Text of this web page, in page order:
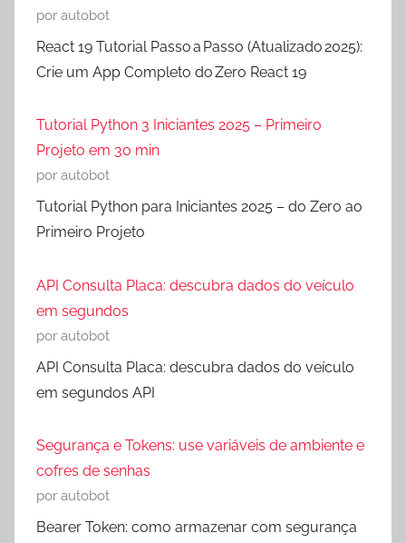
por autobot
React 19 Tutorial Passo a Passo (Atualizado 2025):
Crie um App Completo do Zero React 19
Tutorial Python 3 Iniciantes 2025 – Primeiro
Projeto em 30 min
por autobot
Tutorial Python para Iniciantes 2025 – do Zero ao
Primeiro Projeto
API Consulta Placa: descubra dados do veículo
em segundos
por autobot
API Consulta Placa: descubra dados do veículo
em segundos API
Segurança e Tokens: use variáveis de ambiente e
cofres de senhas
por autobot
Bearer Token: como armazenar com segurança